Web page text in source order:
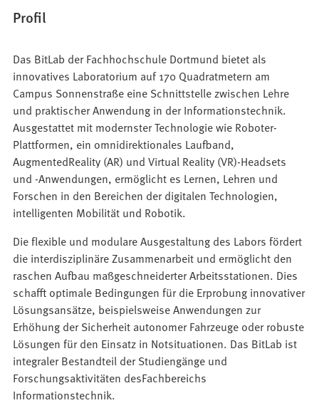
T
)
Profil
Das BitLab der Fachhochschule Dortmund bietet als
innovatives Laboratorium auf 170 Quadratmetern am
Campus Sonnenstraße eine Schnittstelle zwischen Lehre
und praktischer Anwendung in der Informationstechnik.
Ausgestattet mit modernster Technologie wie Roboter-
Plattformen, ein omnidirektionales Laufband,
AugmentedReality (AR) und Virtual Reality (VR)-Headsets
und -Anwendungen, ermöglicht es Lernen, Lehren und
Forschen in den Bereichen der digitalen Technologien,
intelligenten Mobilität und Robotik.
Die flexible und modulare Ausgestaltung des Labors fördert
die interdisziplinäre Zusammenarbeit und ermöglicht den
raschen Aufbau maßgeschneiderter Arbeitsstationen. Dies
schafft optimale Bedingungen für die Erprobung innovativer
Lösungsansätze, beispielsweise Anwendungen zur
Erhöhung der Sicherheit autonomer Fahrzeuge oder robuste
Lösungen für den Einsatz in Notsituationen. Das BitLab ist
integraler Bestandteil der Studiengänge und
Forschungsaktivitäten desFachbereichs
Informationstechnik.